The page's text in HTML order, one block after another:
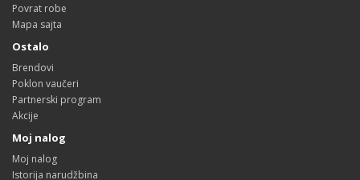
Povrat robe
Mapa sajta
Ostalo
Brendovi
Poklon vaučeri
Partnerski program
Akcije
Moj nalog
Moj nalog
Istorija narudžbina